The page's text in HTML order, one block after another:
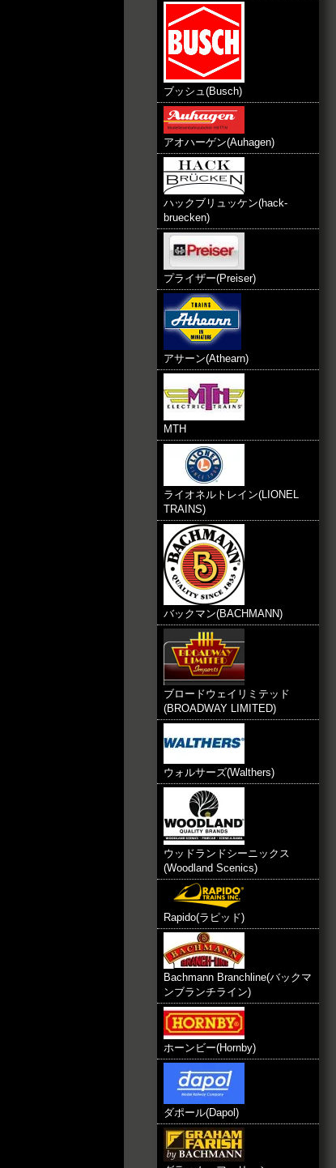
ブッシュ(Busch)
アオハーゲン(Auhagen)
ハックブリュッケン(hack-
bruecken)
プライザー(Preiser)
アサーン(Athearn)
MTH
ライオネルトレイン(LIONEL
TRAINS)
バックマン(BACHMANN)
ブロードウェイリミテッド
(BROADWAY LIMITED)
ウォルサーズ(Walthers)
ウッドランドシーニックス
(Woodland Scenics)
Rapido(ラピッド)
Bachmann Branchline(バックマ
ンブランチライン)
ホーンビー(Hornby)
ダポール(Dapol)